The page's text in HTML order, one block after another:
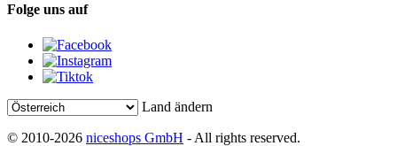
Folge uns auf
Land ändern
© 2010-2026 niceshops GmbH - All rights reserved.